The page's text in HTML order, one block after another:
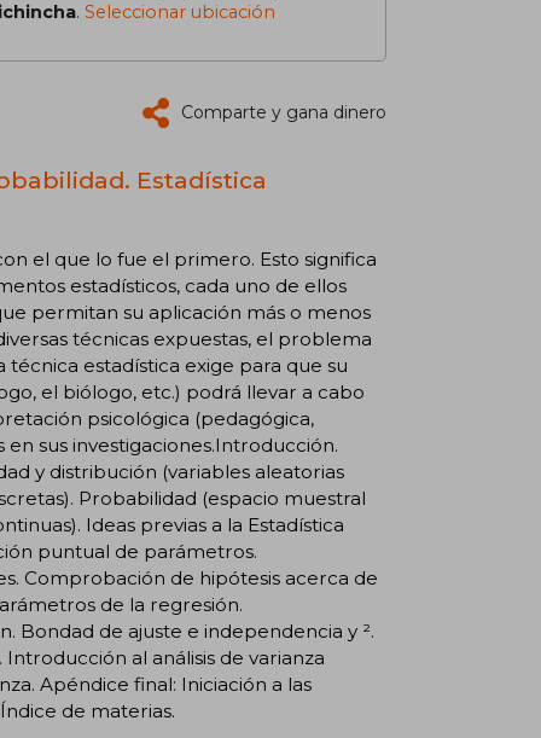
. Seleccionar ubicación
Comparte y gana dinero
Estadística
el que lo fue el primero. Esto significa
estadísticos, cada uno de ellos
permitan su aplicación más o menos
técnicas expuestas, el problema
estadística exige para que su
el biólogo, etc.) podrá llevar a cabo
psicológica (pedagógica,
sus investigaciones.Introducción.
y distribución (variables aleatorias
Probabilidad (espacio muestral
Ideas previas a la Estadística
puntual de parámetros.
Comprobación de hipótesis acerca de
de la regresión.
Bondad de ajuste e independencia y ².
al análisis de varianza
Apéndice final: Iniciación a las
de materias.